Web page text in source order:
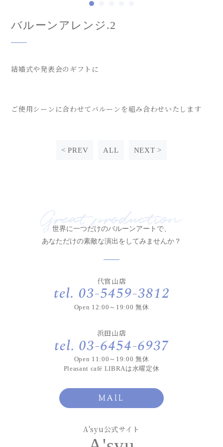
1
バルーンアレンジ.2
結婚式や発表会のギフトに
ご使用シーンに合わせてバルーンを組み合わせいたします
< PREV ALL NEXT >
世界に一つだけのバルーンアートで、
あなただけの素敵な演出をしてみませんか？
代官山店
Open 12:00～19:00 無休
浜田山店
Open 11:00～19:00 無休
Pleasant café LIBRAは水曜定休
MAIL
A'syu公式サイト